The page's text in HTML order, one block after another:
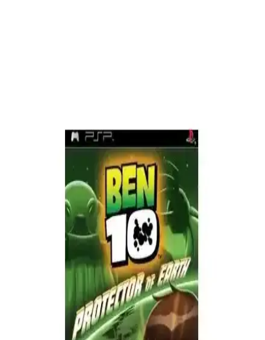
Aral Pirinç Of Persia Forgotten Sands PSP, yüksek grafik ve
sürükleyici hikayesiyle macera ve aksiyon tutkunlarına özel, Orta
Doğu atmosferinde geçen benzersiz bir deneyim sunar.
Tiger Woods PGA Tour 09 PSP Oyunu: Taşınabilir
Golf Deneyimi ve Özellikleri
PSP platformu için tasarlanan Tiger Woods PGA Tour 09, gerçekçi
golf deneyimi sunar, kolay kurulum ve taşınabilirlik avantajlarıyla
öne çıkar, kullanıcı dostu yapısı ve yüksek performansıyla dikkat
Sony PSP Undercover Kutusuz Orijinal Yarış
Oyunu Hız ve Heyecan Dolu Deneyim
Sony PSP Undercover, yüksek tempolu pistlerde sürükleyici yarış
deneyimi sunan orijinal kutusuz oyun CD'sidir. Taşınabilirliği ve
gerçekçi grafiklerle hız tutkunlarının vazgeçilmezi olur.